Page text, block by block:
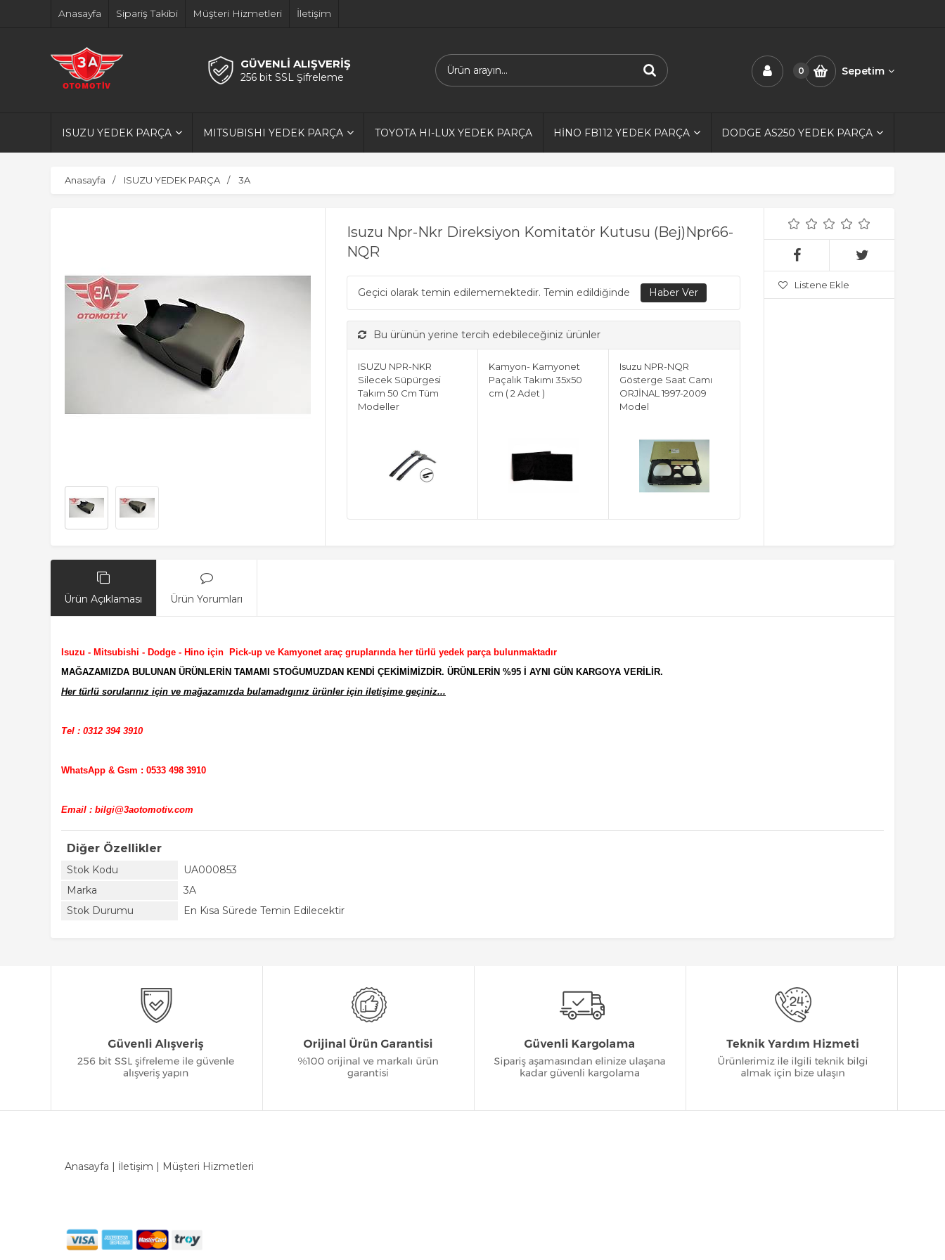
Anasayfa Sipariş Takibi Müşteri Hizmetleri İletişim
GÜVENLİ ALIŞVERİŞ
256 bit SSL Şifreleme
0 Sepetim
ISUZU YEDEK PARÇA MITSUBISHI YEDEK PARÇA TOYOTA HI-LUX YEDEK PARÇA HİNO FB112 YEDEK PARÇA DODGE AS250 YEDEK PARÇA
Anasayfa ISUZU YEDEK PARÇA 3A
Isuzu Npr-Nkr Direksiyon Komitatör Kutusu (Bej)Npr66-
NQR
Geçici olarak temin edilememektedir. Temin edildiğinde
Bu ürünün yerine tercih edebileceğiniz ürünler
ISUZU NPR-NKR
Silecek Süpürgesi
Takım 50 Cm Tüm
Modeller
Kamyon- Kamyonet
Paçalık Takımı 35x50
cm ( 2 Adet )
Isuzu NPR-NQR
Gösterge Saat Camı
ORJİNAL 1997-2009
Model
Listene Ekle
Ürün Açıklaması Ürün Yorumları
Isuzu - Mitsubishi - Dodge - Hino için Pick-up ve Kamyonet araç gruplarında her türlü yedek parça bulunmaktadır
MAĞAZAMIZDA BULUNAN ÜRÜNLERİN TAMAMI STOĞUMUZDAN KENDİ ÇEKİMİMİZDİR. ÜRÜNLERİN %95 İ AYNI GÜN KARGOYA VERİLİR.
Her türlü sorularınız için ve mağazamızda bulamadıgınız ürünler için iletişime geçiniz...
Tel : 0312 394 3910
WhatsApp & Gsm : 0533 498 3910
Email : bilgi@3aotomotiv.com
Diğer Özellikler
Stok Kodu
UA000853
Marka
3A
Stok Durumu
En Kısa Sürede Temin Edilecektir
Anasayfa | İletişim | Müşteri Hizmetleri